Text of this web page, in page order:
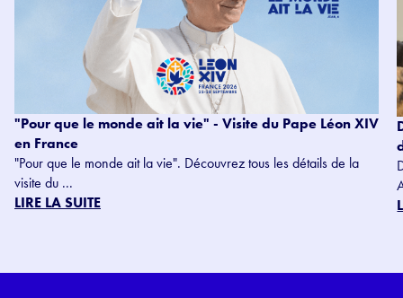
"Pour que le monde ait la vie" - Visite du Pape Léon XIV
en France
"Pour que le monde ait la vie". Découvrez tous les détails de la
visite du ...
LIRE LA SUITE